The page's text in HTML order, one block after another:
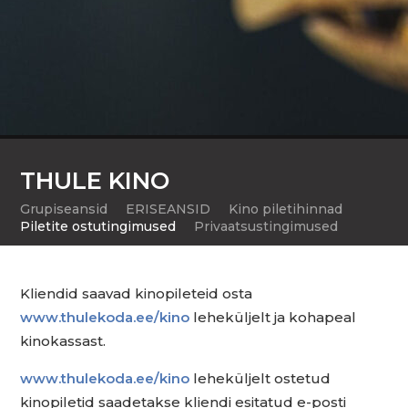
THULE KINO
Grupiseansid ERISEANSID
Kino piletihinnad
Piletite ostutingimused
Privaatsustingimused
Kliendid saavad kinopileteid osta
www.thulekoda.ee/kino leheküljelt ja kohapeal
kinokassast.
www.thulekoda.ee/kino leheküljelt ostetud
kinopiletid saadetakse kliendi esitatud e-posti